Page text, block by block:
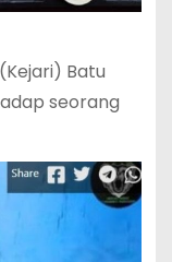
Batu
seorang